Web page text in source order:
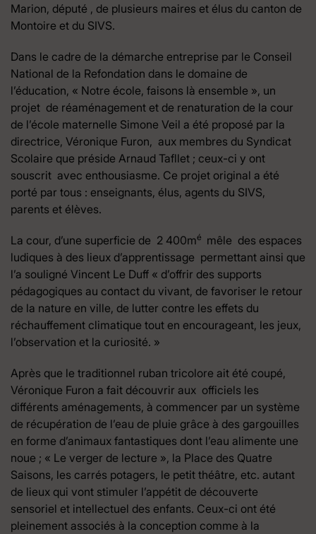
Marion, député , de plusieurs maires et élus du canton de
Montoire et du SIVS.
Dans le cadre de la démarche entreprise par le Conseil
National de la Refondation dans le domaine de
l’éducation, « Notre école, faisons là ensemble », un
projet de réaménagement et de renaturation de la cour
de l’école maternelle Simone Veil a été proposé par la
directrice, Véronique Furon, aux membres du Syndicat
Scolaire que préside Arnaud Tafllet ; ceux-ci y ont
souscrit avec enthousiasme. Ce projet original a été
porté par tous : enseignants, élus, agents du SIVS,
parents et élèves.
La cour, d’une superficie de 2 400mé mêle des espaces
ludiques à des lieux d’apprentissage permettant ainsi que
l’a souligné Vincent Le Duff « d’offrir des supports
pédagogiques au contact du vivant, de favoriser le retour
de la nature en ville, de lutter contre les effets du
réchauffement climatique tout en encourageant, les jeux,
l’observation et la curiosité. »
Après que le traditionnel ruban tricolore ait été coupé,
Véronique Furon a fait découvrir aux officiels les
différents aménagements, à commencer par un système
de récupération de l’eau de pluie grâce à des gargouilles
en forme d’animaux fantastiques dont l’eau alimente une
noue ; « Le verger de lecture », la Place des Quatre
Saisons, les carrés potagers, le petit théâtre, etc. autant
de lieux qui vont stimuler l’appétit de découverte
sensoriel et intellectuel des enfants. Ceux-ci ont été
pleinement associés à la conception comme à la